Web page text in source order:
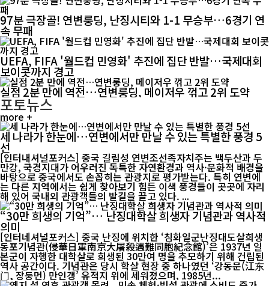
97분 극장골! 연변룽딩, 난징시티와 1-1 무승부…6경기 연
속 무패
UEFA, FIFA '월드컵 민영화' 추진에 집단 반발…국제대회
보이콧까지 경고
실점 2분 만에 역전…연변룽딩, 메이저우 꺾고 2위 도약
포토뉴스
more +
세 나라가 한눈에…연변에서만 만날 수 있는 특별한 풍경 5
선
[인터내셔널포커스] 중국 길림성 연변조선족자치주는 백두산과 두
만강, 국경지대가 어우러진 독특한 자연환경과 역사·문화적 배경을
바탕으로 중국에서도 손꼽히는 관광지로 평가받는다. 특히 연변에
는 다른 지역에서는 쉽게 찾아보기 힘든 이색 풍경들이 곳곳에 자리
해 있어 국내외 관광객들의 발길을 끌고 있다. ...
“30만 희생의 기억”… 난징대학살 희생자 기념관과 역사적
의미
[인터네셔널포커스] 중국 난징에 위치한 ‘침화일군난징대도살희생
동포기념관(侵華日軍南京大屠殺遇難同胞紀念館)’은 1937년 일
본군이 자행한 대학살로 희생된 30만여 명을 추모하기 위해 건립된
역사 공간이다. 기념관은 당시 학살 현장 중 하나였던 ‘강동문(江东
门, 장둥먼) 만인갱’ 유적지 위에 세워졌으며, 1985년...